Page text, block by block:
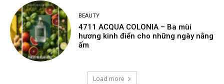
BEAUTY
4711 ACQUA COLONIA – Ba mùi
hương kinh điển cho những ngày nắng
ấm
Load more